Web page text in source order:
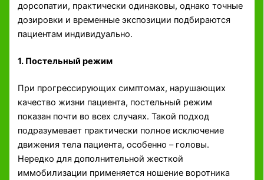
дорсопатии, практически одинаковы, однако точные
дозировки и временные экспозиции подбираются
пациентам индивидуально.
1. Постельный режим
При прогрессирующих симптомах, нарушающих
качество жизни пациента, постельный режим
показан почти во всех случаях. Такой подход
подразумевает практически полное исключение
движения тела пациента, особенно – головы.
Нередко для дополнительной жесткой
иммобилизации применяется ношение воротника